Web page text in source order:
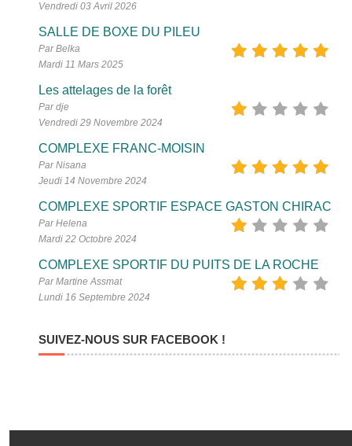
Vendredi 03 Avril 2026
SALLE DE BOXE DU PILEU
Par Belka
Mardi 11 Mars 2025
Les attelages de la forêt
Par dje
Vendredi 29 Novembre 2024
COMPLEXE FRANC-MOISIN
Par Nisana
Jeudi 14 Novembre 2024
COMPLEXE SPORTIF ESPACE GASTON CHIRAC
Par Helena
Mardi 22 Octobre 2024
COMPLEXE SPORTIF DU PUITS DE LA ROCHE
Par Martine Assmat
Lundi 16 Septembre 2024
SUIVEZ-NOUS SUR FACEBOOK !